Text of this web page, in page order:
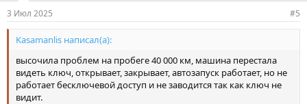
3 Июл 2025 #5
Kasamanlis написал(а):
высочила проблем на пробеге 40 000 км, машина перестала
видеть ключ, открывает, закрывает, автозапуск работает, но не
работает бесключевой доступ и не заводится так как ключ не
видит.